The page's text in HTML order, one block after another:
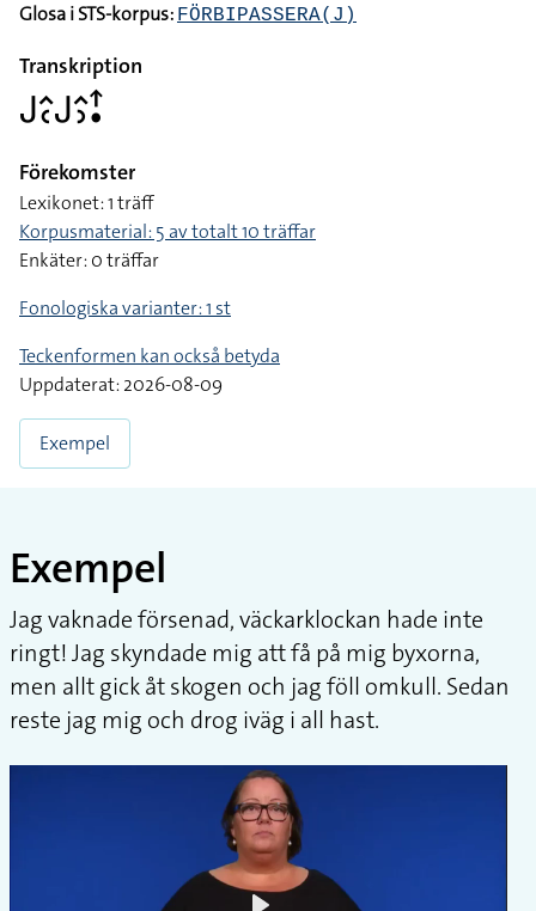
Glosa i STS-korpus: FÖRBIPASSERA(J)
Transkription
􌤢􌤵􌥗􌤢􌤵􌤶􌦃􌥡
Förekomster
Lexikonet: 1 träff
Korpusmaterial: 5 av totalt 10 träffar
Enkäter: 0 träffar
Fonologiska varianter: 1 st
Teckenformen kan också betyda
Uppdaterat: 2026-08-09
Exempel
Exempel
Jag vaknade försenad, väckarklockan hade inte
ringt! Jag skyndade mig att få på mig byxorna,
men allt gick åt skogen och jag föll omkull. Sedan
reste jag mig och drog iväg i all hast.